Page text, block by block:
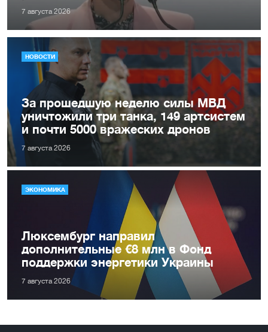
7 августа 2026
НОВОСТИ
За прошедшую неделю силы МВД
уничтожили три танка, 149 артсистем
и почти 5000 вражеских дронов
7 августа 2026
ЭКОНОМИКА
Люксембург направил
дополнительные €8 млн в Фонд
поддержки энергетики Украины
7 августа 2026